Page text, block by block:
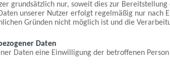
grundsätzlich nur, soweit dies zur
unserer Nutzer erfolgt regelmäßig nur nach
Gründen nicht möglich ist und die
Daten
Daten eine Einwilligung der betroffenen